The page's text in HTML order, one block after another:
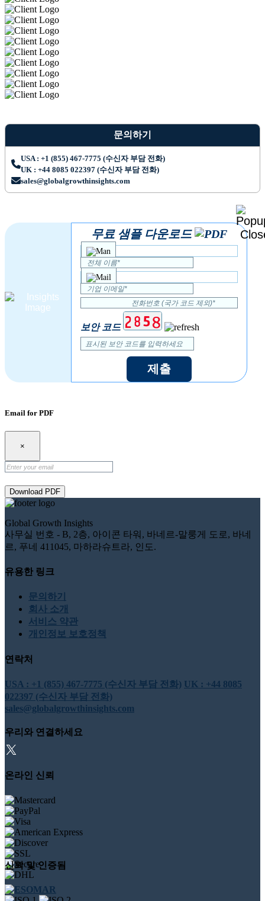
문의하기
USA : +1 (855) 467-7775 (수신자 부담 전화)
UK : +44 8085 022397 (수신자 부담 전화)
sales@globalgrowthinsights.com
무료 샘플 다운로드
보안 코드
제출
Email for PDF
×
Download PDF
Global Growth Insights
사무실 번호 - B, 2층, 아이콘 타워, 바네르-말룽게 도로, 바네
르, 푸네 411045, 마하라슈트라, 인도.
유용한 링크
문의하기
회사 소개
서비스 약관
개인정보 보호정책
연락처
USA : +1 (855) 467-7775 (수신자 부담 전화) UK : +44 8085
022397 (수신자 부담 전화)
sales@globalgrowthinsights.com
우리와 연결하세요
온라인 신뢰
신뢰 및 인증됨